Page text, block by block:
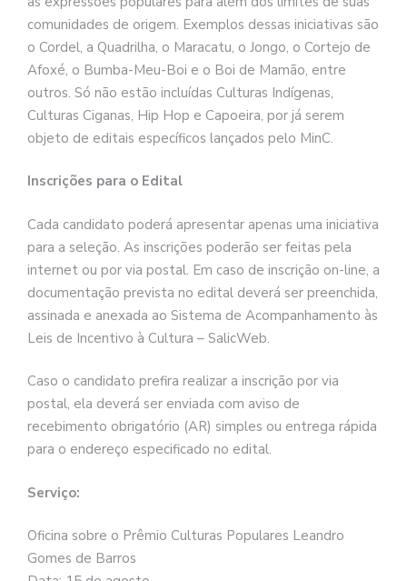
comunidades de origem. Exemplos dessas iniciativas são
o Cordel, a Quadrilha, o Maracatu, o Jongo, o Cortejo de
Afoxé, o Bumba-Meu-Boi e o Boi de Mamão, entre
outros. Só não estão incluídas Culturas Indígenas,
Culturas Ciganas, Hip Hop e Capoeira, por já serem
objeto de editais específicos lançados pelo MinC.
Inscrições para o Edital
Cada candidato poderá apresentar apenas uma iniciativa
para a seleção. As inscrições poderão ser feitas pela
internet ou por via postal. Em caso de inscrição on-line, a
documentação prevista no edital deverá ser preenchida,
assinada e anexada ao Sistema de Acompanhamento às
Leis de Incentivo à Cultura – SalicWeb.
Caso o candidato prefira realizar a inscrição por via
postal, ela deverá ser enviada com aviso de
recebimento obrigatório (AR) simples ou entrega rápida
para o endereço especificado no edital.
Serviço:
Oficina sobre o Prêmio Culturas Populares Leandro
Gomes de Barros